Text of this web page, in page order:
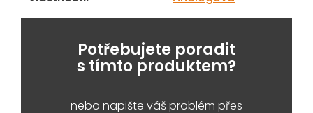
Potřebujete poradit
s tímto produktem?
nebo napište váš problém přes